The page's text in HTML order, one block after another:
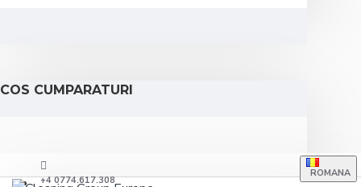
COS CUMPARATURI
+4 0774.617.308
ROMANA